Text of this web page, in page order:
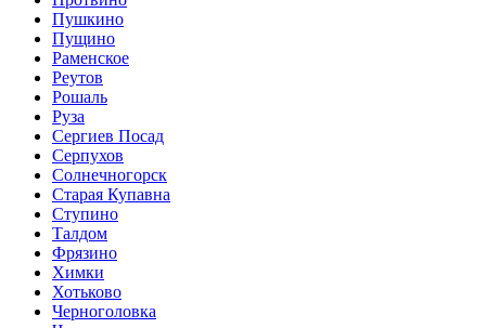
Пушкино
Пущино
Раменское
Реутов
Рошаль
Руза
Сергиев Посад
Серпухов
Солнечногорск
Старая Купавна
Ступино
Талдом
Фрязино
Химки
Хотьково
Черноголовка